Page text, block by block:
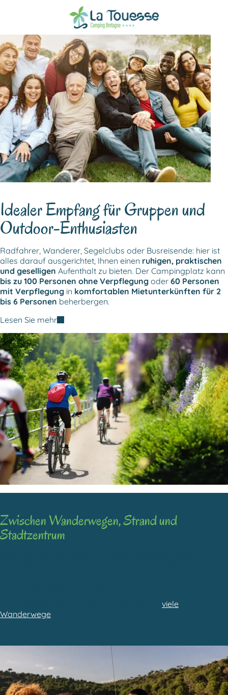
Idealer Empfang für Gruppenund
Outdoor-Enthusiasten
Radfahrer, Wanderer, Segelclubs oder Busreisende: hier ist
alles darauf ausgerichtet, Ihnen einen ruhigen, praktischen
und geselligen Aufenthalt zu bieten. Der Campingplatz kann
bis zu 100 Personen ohne Verpflegung oder 60 Personen
mit Verpflegung in komfortablen Mietunterkünften für 2
bis 6 Personen beherbergen.
Lesen Sie mehr
Zwischen Wanderwegen, Strandund
Stadtzentrum
viele
Wanderwege